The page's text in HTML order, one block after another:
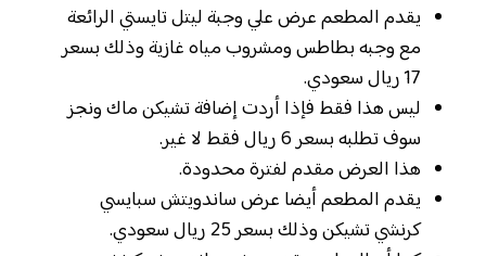
يقدم المطعم عرض علي وجبة ليتل تايستي الرائعة
مع وجبه بطاطس ومشروب مياه غازية وذلك بسعر
17 ريال سعودي.
ليس هذا فقط فإذا أردت إضافة تشيكن ماك ونجز
سوف تطلبه بسعر 6 ريال فقط لا غير.
هذا العرض مقدم لفترة محدودة.
يقدم المطعم أيضا عرض ساندويتش سبايسي
كرنشي تشيكن وذلك بسعر 25 ريال سعودي.